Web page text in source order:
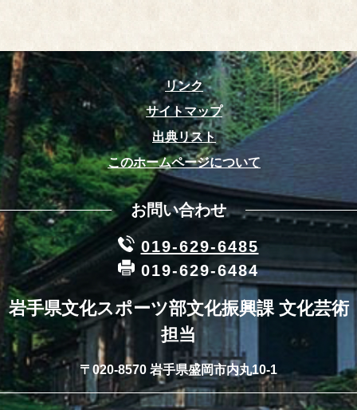
リンク
サイトマップ
出典リスト
このホームページについて
お問い合わせ
019-629-6485
019-629-6484
岩手県文化スポーツ部文化振興課 文化芸術
担当
〒020-8570 岩手県盛岡市内丸10-1